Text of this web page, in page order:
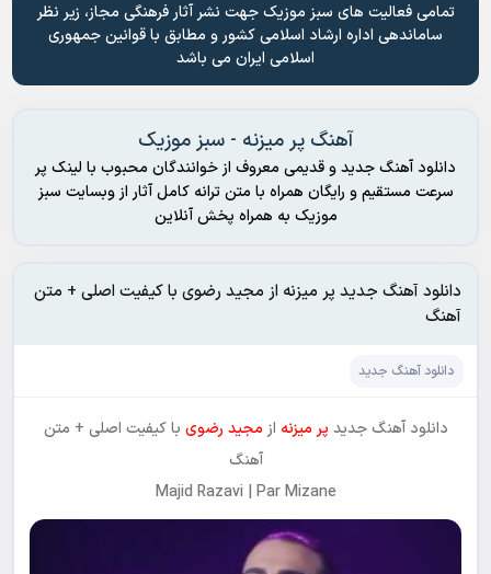
تمامی فعالیت های سبز موزیک جهت نشر آثار فرهنگی مجاز، زیر نظر
ساماندهی اداره ارشاد اسلامی کشور و مطابق با قوانین جمهوری
اسلامی ایران می باشد
آهنگ پر میزنه - سبز موزیک
دانلود آهنگ جدید و قدیمی معروف از خوانندگان محبوب با لینک پر
سرعت مستقیم و رایگان همراه با متن ترانه کامل آثار از وبسایت سبز
موزیک به همراه پخش آنلاین
دانلود آهنگ جدید پر میزنه از مجید رضوی با کیفیت اصلی + متن
آهنگ
دانلود آهنگ جدید
دانلود آهنگ جدید پر میزنه از مجید رضوی با کیفیت اصلی + متن
آهنگ
Majid Razavi | Par Mizane